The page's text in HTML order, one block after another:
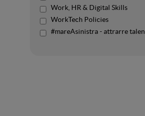
Work, HR & Digital Skills
WorkTech Policies
#mareAsinistra - attrarre